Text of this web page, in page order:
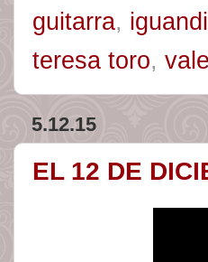
guitarra,
teresa toro,
5.12.15
EL 12 DE